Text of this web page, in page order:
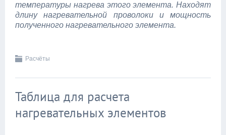
температуры нагрева этого элемента. Находят
длину нагревательной проволоки и мощность
полученного нагревательного элемента.
Расчёты
Таблица для расчета
нагревательных элементов